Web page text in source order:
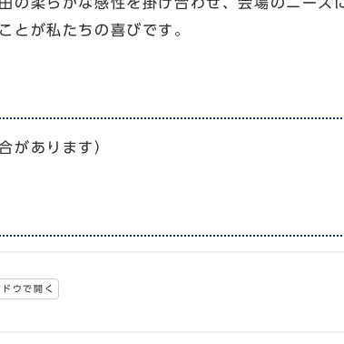
とが私たちの喜びです。
があります）
ウで開く